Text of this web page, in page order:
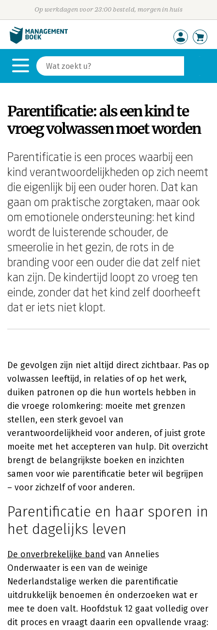
Op werkdagen voor 23:00 besteld, morgen in huis
Parentificatie: als een kind te
vroeg volwassen moet worden
Parentificatie is een proces waarbij een
kind verantwoordelijkheden op zich neemt
die eigenlijk bij een ouder horen. Dat kan
gaan om praktische zorgtaken, maar ook
om emotionele ondersteuning: het kind
wordt de luisterende schouder, de
smeerolie in het gezin, de rots in de
branding voor een ouder die dat zelf niet
kan zijn. De kindertijd loopt zo vroeg ten
einde, zonder dat het kind zelf doorheeft
dat er iets niet klopt.
De gevolgen zijn niet altijd direct zichtbaar. Pas op
volwassen leeftijd, in relaties of op het werk,
duiken patronen op die hun wortels hebben in
die vroege rolomkering: moeite met grenzen
stellen, een sterk gevoel van
verantwoordelijkheid voor anderen, of juist grote
moeite met het accepteren van hulp. Dit overzicht
brengt de belangrijkste boeken en inzichten
samen voor wie parentificatie beter wil begrijpen
– voor zichzelf of voor anderen.
Parentificatie en haar sporen in
het dagelijks leven
De onverbrekelijke band van Annelies
Onderwaater is een van de weinige
Nederlandstalige werken die parentificatie
uitdrukkelijk benoemen én onderzoeken wat er
mee te doen valt. Hoofdstuk 12 gaat volledig over
dit proces en vraagt daarin een opvallende vraag: